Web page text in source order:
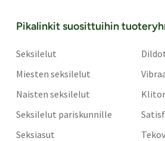
Pikalinkit suosittuihin
Seksilelut
Miesten seksilelut
Naisten seksilelut
Seksilelut pariskunnille
Seksiasut